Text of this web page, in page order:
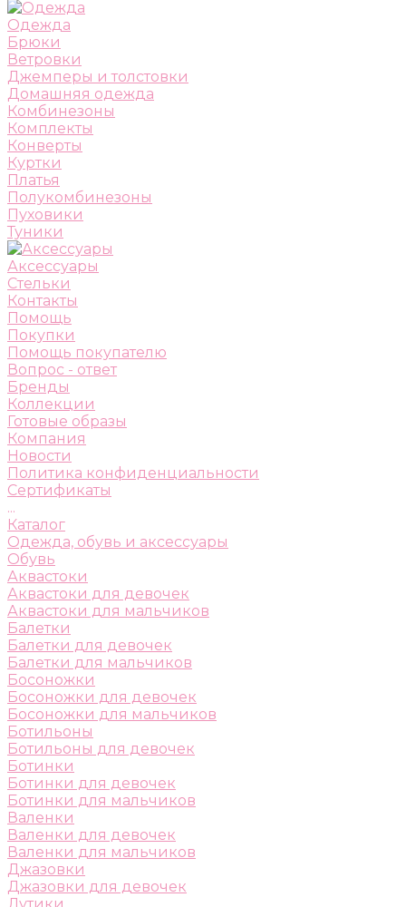
Одежда
Брюки
Ветровки
Джемперы и толстовки
Домашняя одежда
Комбинезоны
Комплекты
Конверты
Куртки
Платья
Полукомбинезоны
Пуховики
Туники
Аксессуары
Стельки
Контакты
Помощь
Покупки
Помощь покупателю
Вопрос - ответ
Бренды
Коллекции
Готовые образы
Компания
Новости
Политика конфиденциальности
Сертификаты
...
Каталог
Одежда, обувь и аксессуары
Обувь
Аквастоки
Аквастоки для девочек
Аквастоки для мальчиков
Балетки
Балетки для девочек
Балетки для мальчиков
Босоножки
Босоножки для девочек
Босоножки для мальчиков
Ботильоны
Ботильоны для девочек
Ботинки
Ботинки для девочек
Ботинки для мальчиков
Валенки
Валенки для девочек
Валенки для мальчиков
Джазовки
Джазовки для девочек